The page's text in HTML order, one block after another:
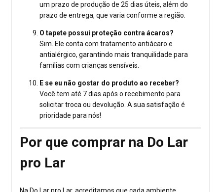
um prazo de produção de 25 dias úteis, além do
prazo de entrega, que varia conforme a região.
O tapete possui proteção contra ácaros?
Sim. Ele conta com tratamento antiácaro e
antialérgico, garantindo mais tranquilidade para
famílias com crianças sensíveis.
E se eu não gostar do produto ao receber?
Você tem até 7 dias após o recebimento para
solicitar troca ou devolução. A sua satisfação é
prioridade para nós!
Por que comprar na Do Lar
pro Lar
Na Do Lar pro Lar, acreditamos que cada ambiente